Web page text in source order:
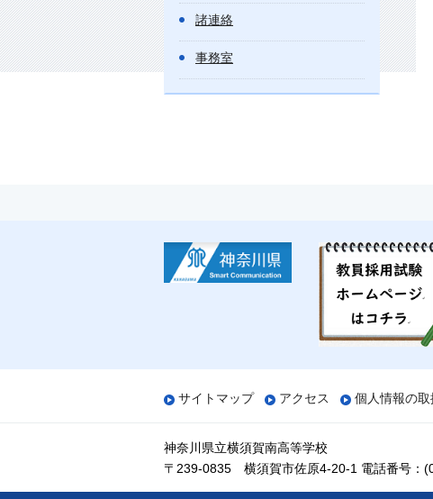
諸連絡
事務室
サイトマップ アクセス 個人情報の
神奈川県立横須賀南高等学校
〒239-0835 横須賀市佐原4-20-1 電話番号：